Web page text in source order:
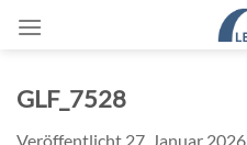
Inhalt
GLF_7528
Veröffentlicht 27. Januar 2026